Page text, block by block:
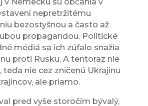
nepretržitému
bezostyšnou a často až
propagandou. Politické
médiá sa ich zúfalo snažia
proti Rusku. A tentoraz nie
teda nie cez zničenú Ukrajinu
ale priamo.
pred vyše storočím bývalý,